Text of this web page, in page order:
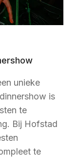
unieke
is
te
Bij Hofstad
te